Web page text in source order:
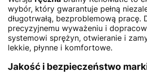
wybór, który gwarantuje pełną
długotrwałą, bezproblemową pracę.
precyzyjnemu wyważeniu i
systemowi sprężyn, otwieranie i
lekkie, płynne i komfortowe.
Jakość i bezpieczeństwo